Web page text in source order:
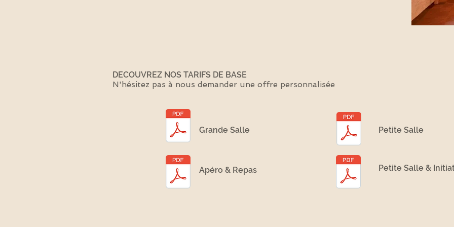
DECOUVREZ NOS TARIFS DE BASE
N'hésitez pas à nous demander une offre personnalisée
Grande Salle
Apéro & Repas
Petite Salle
Petite Salle &